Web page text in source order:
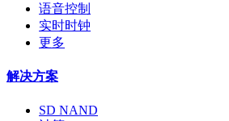
语音控制
实时时钟
更多
解决方案
SD NAND